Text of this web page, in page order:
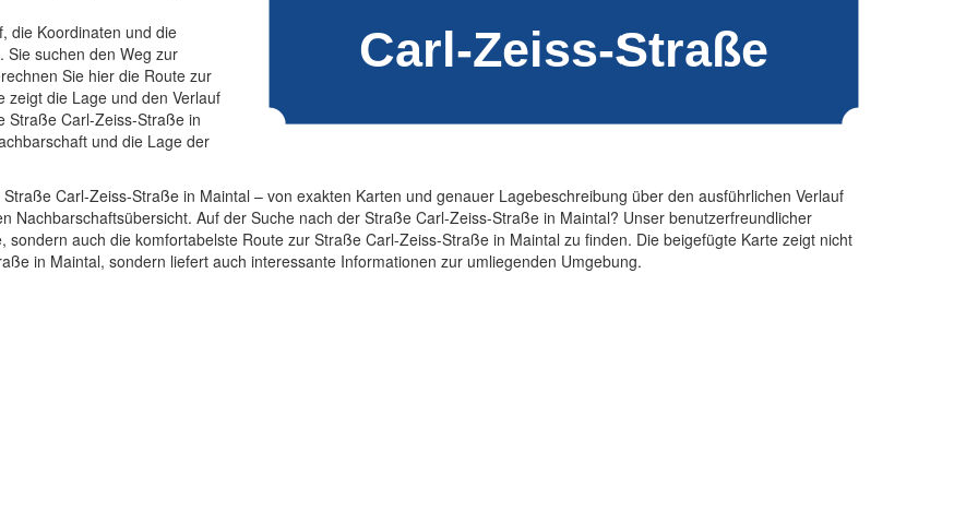
die Koordinaten und die
suchen den Weg zur
Sie hier die Route zur
zeigt die Lage und den Verlauf
Straße Carl-Zeiss-Straße in
und die Lage der
Carl-Zeiss-Straße in Maintal – von exakten Karten und genauer Lagebeschreibung über den ausführlichen Verlauf
Nachbarschaftsübersicht. Auf der Suche nach der Straße Carl-Zeiss-Straße in Maintal? Unser benutzerfreundlicher
auch die komfortabelste Route zur Straße Carl-Zeiss-Straße in Maintal zu finden. Die beigefügte Karte zeigt nicht
in Maintal, sondern liefert auch interessante Informationen zur umliegenden Umgebung.